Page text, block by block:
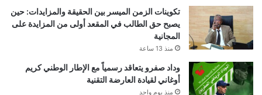
تكوينات الزمن الميسر بين الحقيقة والمزايدات: حين
يصبح حق الطالب في المقعد أولى من المزايدة على
المجانية
منذ 13 ساعة
وداد صفرو يتعاقد رسمياً مع الإطار الوطني كريم
أوغاني لقيادة العارضة التقنية
منذ يوم واحد